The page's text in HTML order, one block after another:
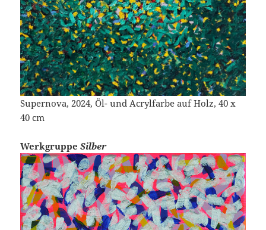
Supernova, 2024, Öl- und Acrylfarbe auf Holz, 40 x
40 cm
WerkgruppeSilber